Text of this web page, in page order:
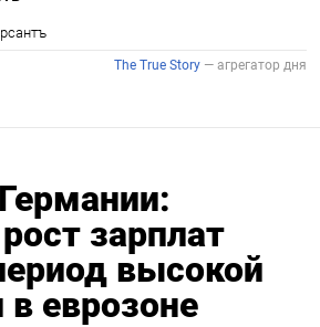
зарплат
высокой
еврозоне